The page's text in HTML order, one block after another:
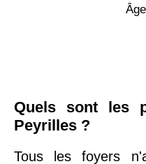
Quels sont les
Peyrilles ?
Tous les foyers